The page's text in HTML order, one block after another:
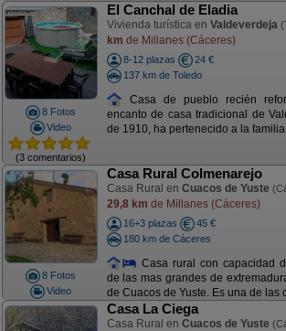
8 Fotos
Video
(3 comentarios)
El Canchal de Eladia
Vivienda turística en Valdeverdeja
km de Millanes (Cáceres)
8-12 plazas
24 €
137 km de Toledo
Casa de pueblo recién
encanto de casa tradicional de
de 1910, ha pertenecido a la familia
8 Fotos
Video
Casa Rural Colmenarejo
Casa Rural en Cuacos de Yuste
29,8 km de Millanes (Cáceres)
16+3 plazas
45 €
180 km de Cáceres
Casa rural con capacidad
de las mas grandes de
de Cuacos de Yuste. Es una de las
Casa La Ciega
Casa Rural en Cuacos de Yuste